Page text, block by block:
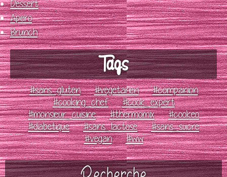
Dessert
Apero
Brunch
Tags
#sans_gluten #vegetarien
#companion
#cooking_chef
#cook_expert
#monsieur_cuisine
#thermomix
#cookeo
#diabetique
#sans_lactose
#sans_sucre
#vegan
#ww